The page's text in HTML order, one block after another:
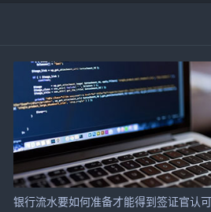
银行流水要如何准备才能得到签证官认可